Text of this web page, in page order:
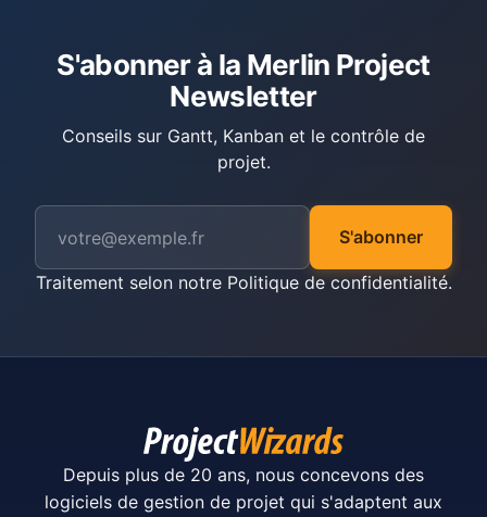
S'abonner à la Merlin Project
Newsletter
Conseils sur Gantt, Kanban et le contrôle de
projet.
S'abonner
Traitement selon notre Politique de confidentialité.
Depuis plus de 20 ans, nous concevons des
logiciels de gestion de projet qui s'adaptent aux